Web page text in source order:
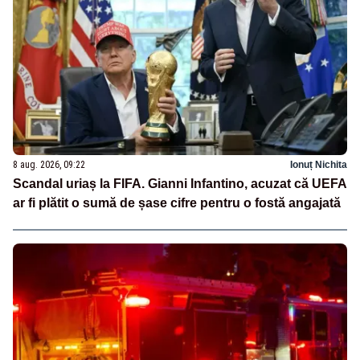
8 aug. 2026, 09:22 Ionuț Nichita
Scandal uriaș la FIFA. Gianni Infantino, acuzat că UEFA
ar fi plătit o sumă de șase cifre pentru o fostă angajată